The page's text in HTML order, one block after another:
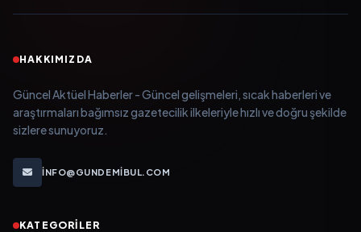
HAKKIMIZDA
Güncel Aktüel Haberler - Güncel gelişmeleri, sıcak haberleri ve
araştırmaları bağımsız gazetecilik ilkeleriyle hızlı ve doğru şekilde
sizlere sunuyoruz.
INFO@GUNDEMIBUL.COM
KATEGORILER